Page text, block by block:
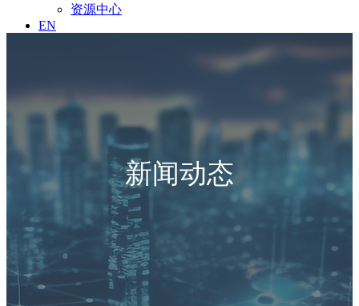
资源中心
EN
新闻动态